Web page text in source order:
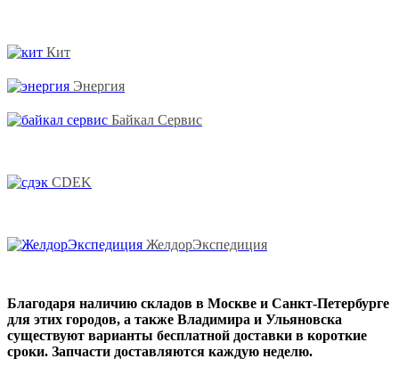
Кит
Энергия
Байкал Сервис
CDEK
ЖелдорЭкспедиция
Благодаря наличию складов в Москве и Санкт-Петербурге
для этих городов, а также Владимира и Ульяновска
существуют варианты бесплатной доставки в короткие
сроки. Запчасти доставляются каждую неделю.